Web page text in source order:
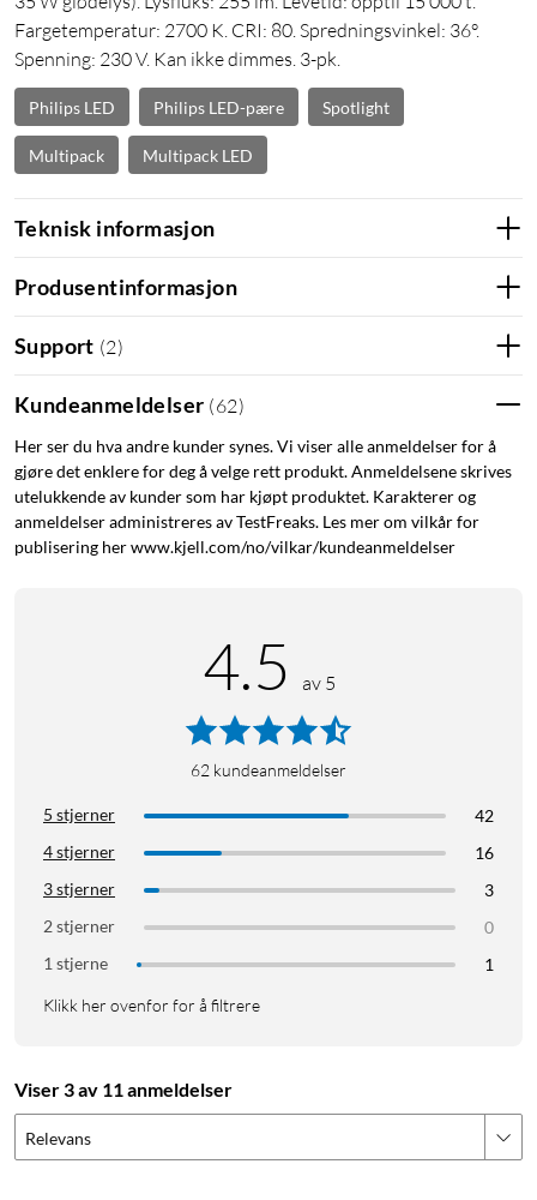
Fargetemperatur: 2700 K. CRI: 80. Spredningsvinkel: 36°.
Spenning: 230 V. Kan ikke dimmes. 3-pk.
Philips LED Philips LED-pære Spotlight
Multipack Multipack LED
Teknisk informasjon
Produsentinformasjon
Support (2)
Kundeanmeldelser (62)
Her ser du hva andre kunder synes. Vi viser alle anmeldelser for å
gjøre det enklere for deg å velge rett produkt. Anmeldelsene skrives
utelukkende av kunder som har kjøpt produktet. Karakterer og
anmeldelser administreres av TestFreaks. Les mer om vilkår for
publisering her www.kjell.com/no/vilkar/kundeanmeldelser
4.5 av 5
62 kundeanmeldelser
5 stjerner
42
4 stjerner
16
3 stjerner
3
2 stjerner
0
1 stjerne
1
Klikk her ovenfor for å filtrere
Viser 3 av 11 anmeldelser
Relevans